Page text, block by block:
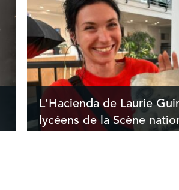
L’Hacienda de Laurie
lycéens de la Scène